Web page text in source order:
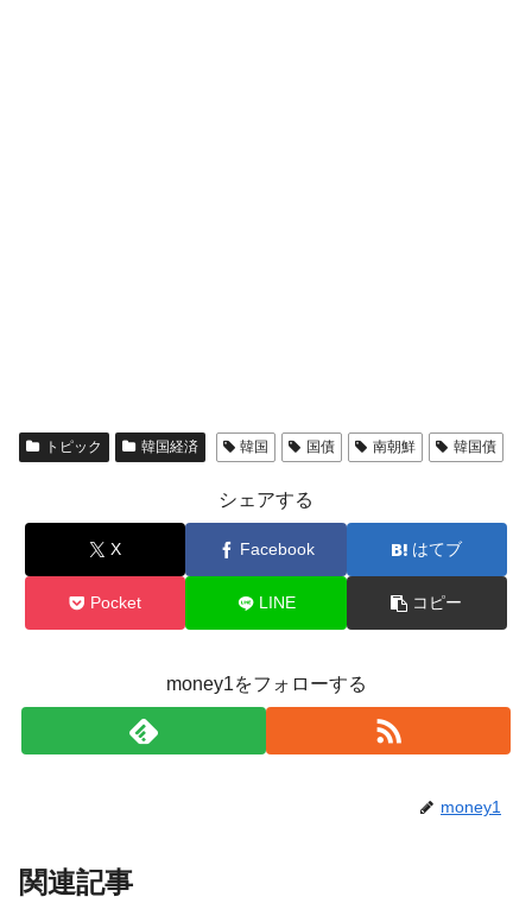
トピック 韓国経済 韓国 国債 南朝鮮 韓国債
シェアする
X Facebook はてブ
Pocket LINE コピー
money1をフォローする
money1
関連記事